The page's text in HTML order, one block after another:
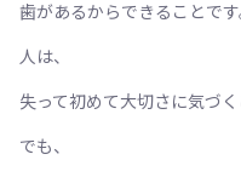
歯があるからできることです
人は、
失って初めて大切さに気づく
でも、